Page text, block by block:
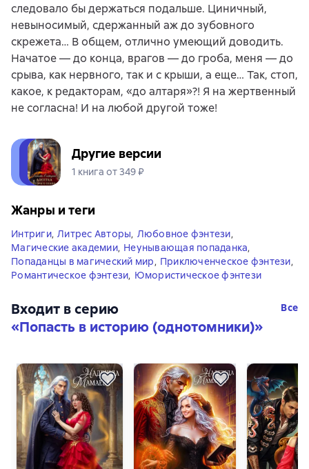
следовало бы держаться подальше. Циничный,
невыносимый, сдержанный аж до зубовного
скрежета… В общем, отлично умеющий доводить.
Начатое — до конца, врагов — до гроба, меня — до
срыва, как нервного, так и с крыши, а еще… Так, стоп,
какое, к редакторам, «до алтаря»?! Я на жертвенный
не согласна! И на любой другой тоже!
Другие версии
1 книга от 349 ₽
Жанры и теги
Интриги, Литрес Авторы, Любовное фэнтези,
Магические академии, Неунывающая попаданка,
Попаданцы в магический мир, Приключенческое фэнтези,
Романтическое фэнтези, Юмористическое фэнтези
Входит в серию
«Попасть в историю (однотомники)»
Все